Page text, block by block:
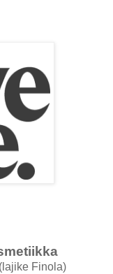
Finola)